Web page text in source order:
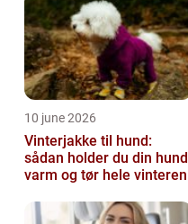
10 june 2026
Vinterjakke til hund:
sådan holder du din hund
varm og tør hele vinteren